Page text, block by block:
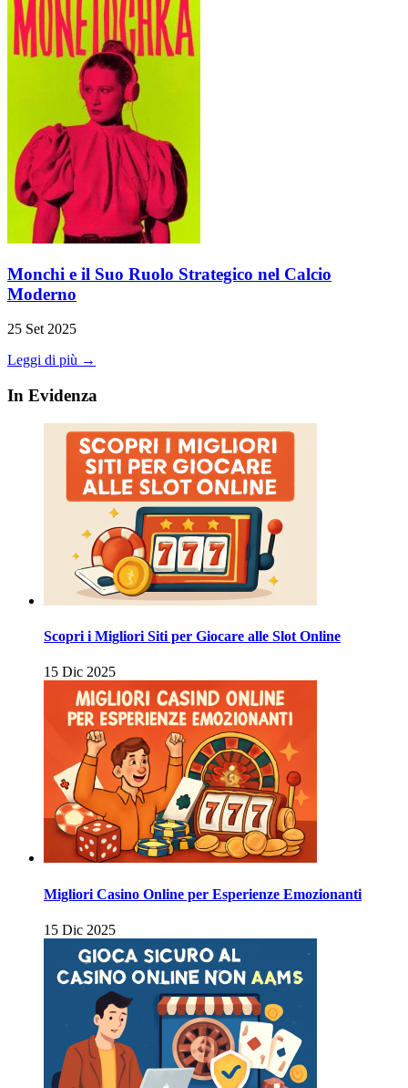
Monchi e il Suo Ruolo Strategico nel Calcio
Moderno
25 Set 2025
Leggi di più →
In Evidenza
Scopri i Migliori Siti per Giocare alle Slot Online
15 Dic 2025
Migliori Casino Online per Esperienze Emozionanti
15 Dic 2025